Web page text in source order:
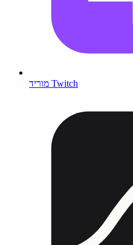
מוריד Twitch